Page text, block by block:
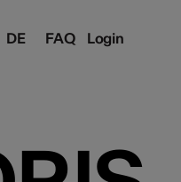
FAQ Login
DE